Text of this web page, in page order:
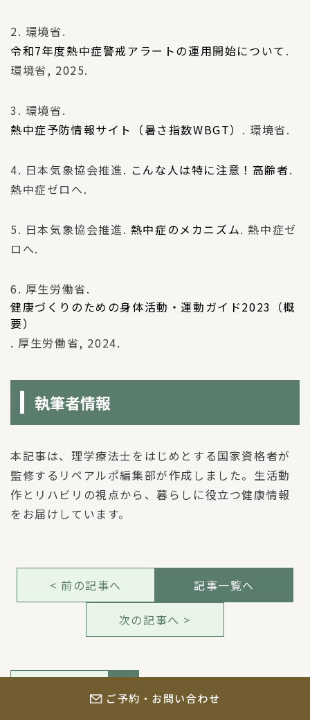
ご予約・お問い合わせ
2. 環境省.
令和7年度熱中症警戒アラートの運用開始について .
環境省, 2025.
3. 環境省.
熱中症予防情報サイト（暑さ指数WBGT） . 環境省.
4. 日本気象協会推進. こんな人は特に注意！高齢者.
熱中症ゼロへ.
5. 日本気象協会推進. 熱中症のメカニズム. 熱中症ゼ
ロへ.
6. 厚生労働省.
健康づくりのための身体活動・運動ガイド2023（概
要）
. 厚生労働省, 2024.
執筆者情報
本記事は、理学療法士をはじめとする国家資格者が
監修するリペアルポ編集部が作成しました。生活動
作とリハビリの視点から、暮らしに役立つ健康情報
をお届けしています。
< 前の記事へ 記事一覧へ
次の記事へ >
検索